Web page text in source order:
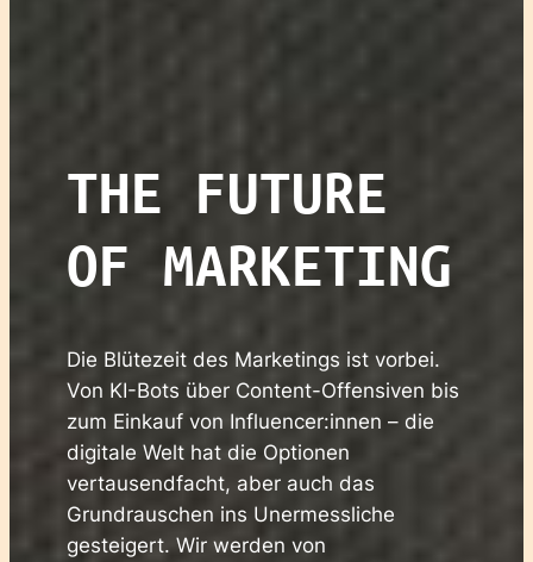
THE FUTURE
OF MARKETING
Die Blütezeit des Marketings ist vorbei.
Von KI-Bots über Content-Offensiven bis
zum Einkauf von Influencer:innen – die
digitale Welt hat die Optionen
vertausendfacht, aber auch das
Grundrauschen ins Unermessliche
gesteigert. Wir werden von